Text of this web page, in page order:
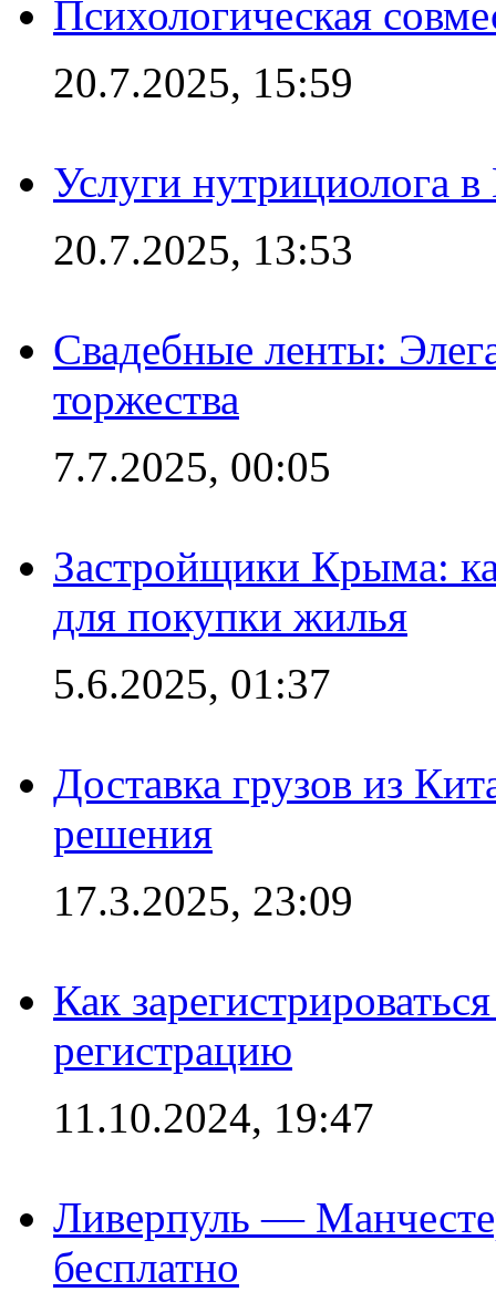
Психологическая
20.7.2025, 15:59
Услуги нутрициолога
20.7.2025, 13:53
Свадебные ленты:
торжества
7.7.2025, 00:05
Застройщики Крыма:
для покупки жилья
5.6.2025, 01:37
Доставка грузов из
решения
17.3.2025, 23:09
Как
регистрацию
11.10.2024, 19:47
Ливерпуль —
бесплатно